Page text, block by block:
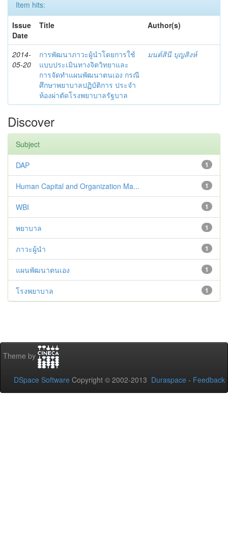
Item hits:
Issue
Date
Title Author(s)
2014-
05-20
การพัฒนาภาวะผู้นำโดยการใช้
แบบประเมินทางจิตวิทยาและ
การจัดทำแผนพัฒนาตนเอง กรณี
ศึกษาพยาบาลปฏิบัติการ ประจำ
ห้องผ่าตัดโรงพยาบาลรัฐบาล
มนต์สินี บุญสิงห์
Discover
Subject
1
DAP
1
Human Capital and Organization Ma...
1
WBI
1
พยาบาล
1
ภาวะผู้นำ
1
แผนพัฒนาตนเอง
1
โรงพยาบาล
Theme by
DSpace Software Copyright © 2002-2013 Duraspace - Feedback